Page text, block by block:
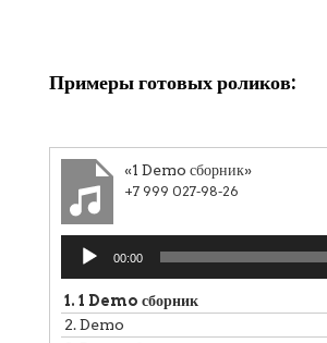
Примеры готовых роликов:
«1 Demo сборник»
+7 999 027-98-26
Аудиоплеер
00:00
1. 1 Demo сборник
2.Demo